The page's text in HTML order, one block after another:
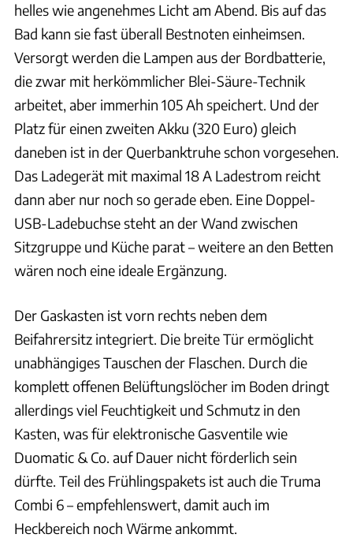
helles wie angenehmes Licht am Abend. Bis auf das
Bad kann sie fast überall Bestnoten einheimsen.
Versorgt werden die Lampen aus der Bordbatterie,
die zwar mit herkömmlicher Blei-Säure-Technik
arbeitet, aber immerhin 105 Ah speichert. Und der
Platz für einen zweiten Akku (320 Euro) gleich
daneben ist in der Querbanktruhe schon vorgesehen.
Das Ladegerät mit maximal 18 A Ladestrom reicht
dann aber nur noch so gerade eben. Eine Doppel-
USB-Ladebuchse steht an der Wand zwischen
Sitzgruppe und Küche parat – weitere an den Betten
wären noch eine ideale Ergänzung.
Der Gaskasten ist vorn rechts neben dem
Beifahrersitz integriert. Die breite Tür ermöglicht
unabhängiges Tauschen der Flaschen. Durch die
komplett offenen Belüftungslöcher im Boden dringt
allerdings viel Feuchtigkeit und Schmutz in den
Kasten, was für elektronische Gasventile wie
Duomatic & Co. auf Dauer nicht förderlich sein
dürfte. Teil des Frühlingspakets ist auch die Truma
Combi 6 – empfehlenswert, damit auch im
Heckbereich noch Wärme ankommt.